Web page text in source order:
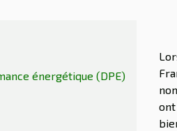
énergétique (DPE)